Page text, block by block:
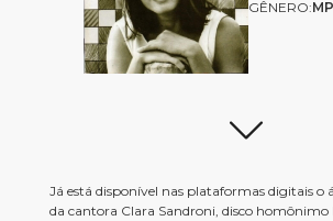
GÊNERO:
Já está disponível nas plataformas digitais o
da cantora Clara Sandroni, disco homônimo